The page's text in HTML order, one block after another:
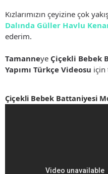
Kızlarımızın çeyizine çok
Dalında Güller Havlu
ederim.
Tamanneye Çiçekli Bebek
Yapımı Türkçe Videosu için
Çiçekli Bebek Battaniyesi